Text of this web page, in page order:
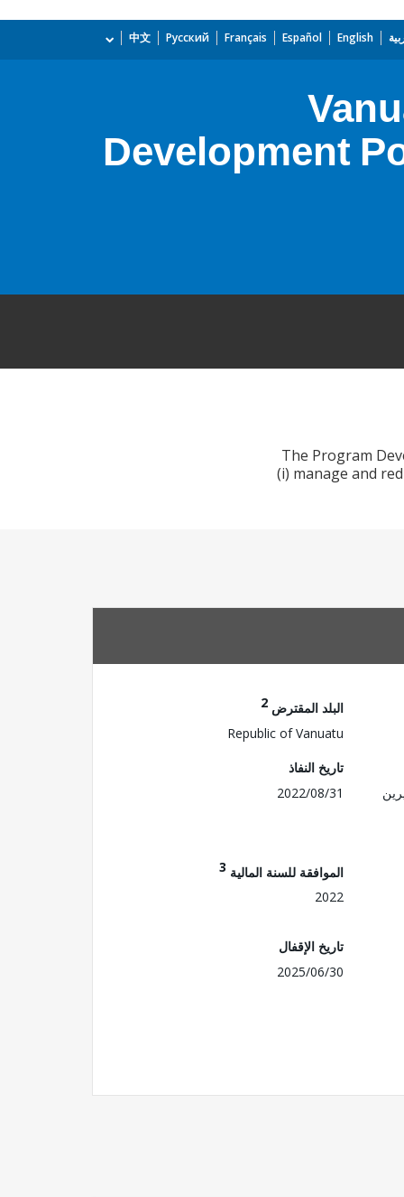
English
Español
Français
Русский
中文
Development
The Program
(i) manage and
البلد المقترض 2
Republic of Vanuatu
تاريخ النفاذ
2022/08/31
الموافقة للسنة المالية 3
2022
تاريخ الإقفال
2025/06/30